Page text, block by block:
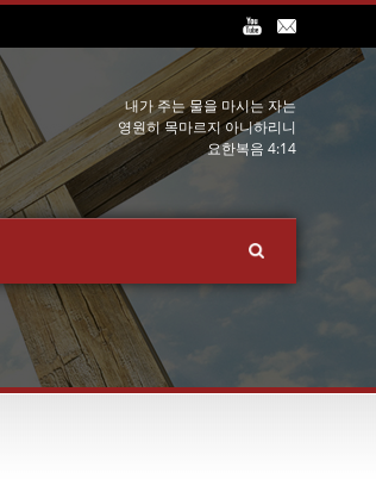
내가 주는 물을 마시는 자는
영원히 목마르지 아니하리니
요한복음 4:14